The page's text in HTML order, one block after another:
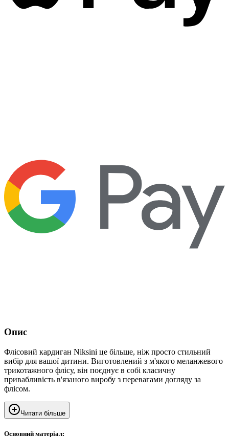
Опис
Флісовий кардиган Niksini це більше, ніж просто стильний
вибір для вашої дитини. Виготовлений з м'якого меланжевого
трикотажного флісу, він поєднує в собі класичну
привабливість в'язаного виробу з перевагами догляду за
флісом.
Читати більше
Основний матеріал: